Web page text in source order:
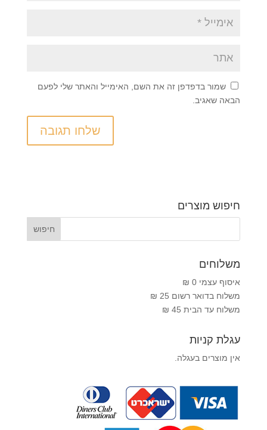
שמור בדפדפן זה את השם, האימייל והאתר שלי לפעם
הבאה שאגיב.
חיפוש מוצרים
משלוחים
איסוף עצמי 0 ₪
משלוח בדואר רשום 25 ₪
משלוח עד הבית 45 ₪
עגלת קניות
אין מוצרים בעגלה.